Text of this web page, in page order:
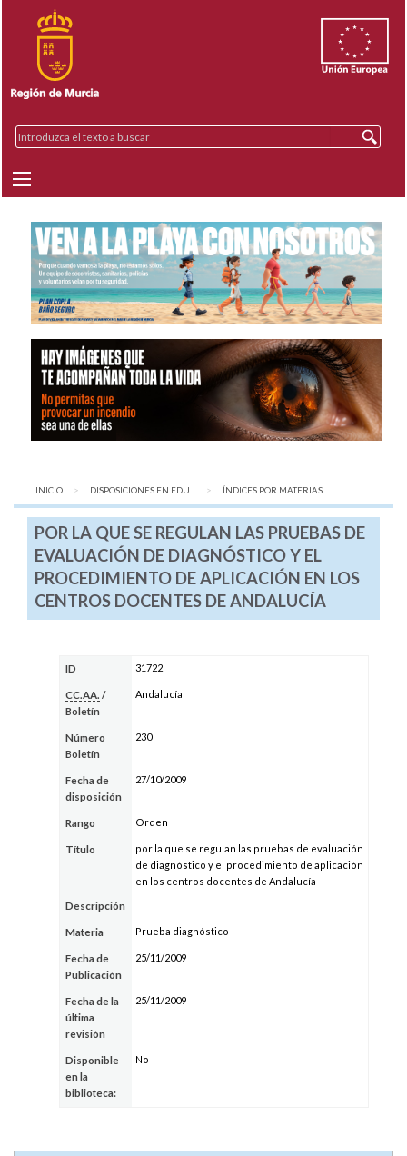
INICIO DISPOSICIONES EN EDU... AQUÍ:
ÍNDICES POR MATERIAS
POR LA QUE SE REGULAN LAS PRUEBAS DE
EVALUACIÓN DE DIAGNÓSTICO Y EL
PROCEDIMIENTO DE APLICACIÓN EN LOS
CENTROS DOCENTES DE ANDALUCÍA
ID 31722
CC.AA. /
Boletín
Andalucía
Número
Boletín
230
Fecha de
disposición
27/10/2009
Rango Orden
Título
por la que se regulan las pruebas de evaluación
de diagnóstico y el procedimiento de aplicación
en los centros docentes de Andalucía
Descripción
Materia Prueba diagnóstico
Fecha de
Publicación
25/11/2009
Fecha de la
última
revisión
25/11/2009
Disponible
en la
biblioteca:
No